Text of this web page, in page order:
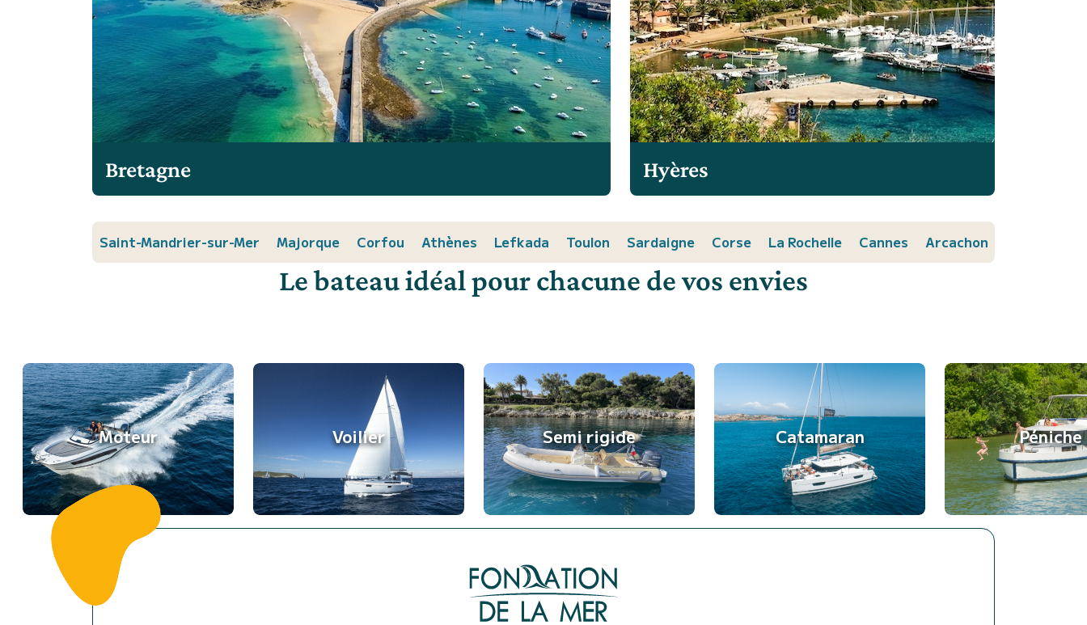
Bretagne Hyères
Saint-Mandrier-sur-Mer Majorque Corfou Athènes Lefkada Toulon Sardaigne Corse La Rochelle Cannes Arcachon
Le bateau idéal pour chacune de vos envies
Moteur Voilier Semi rigide Catamaran Péniche